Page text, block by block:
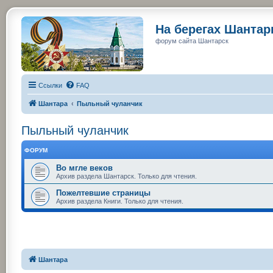
На берегах
форум сайта Шантарск
Ссылки FAQ
Шантара Пыльный чуланчик
Пыльный чуланчик
ФОРУМ
Во мгле веков
Архив раздела Шантарск. Только для чтения.
Пожелтевшие страницы
Архив раздела Книги. Только для чтения.
Шантара